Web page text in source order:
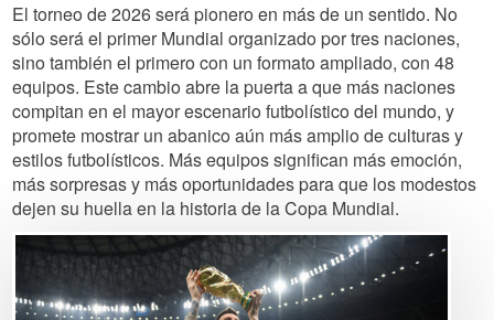
El torneo de 2026 será pionero en más de un sentido. No
sólo será el primer Mundial organizado por tres naciones,
sino también el primero con un formato ampliado, con 48
equipos. Este cambio abre la puerta a que más naciones
compitan en el mayor escenario futbolístico del mundo, y
promete mostrar un abanico aún más amplio de culturas y
estilos futbolísticos. Más equipos significan más emoción,
más sorpresas y más oportunidades para que los modestos
dejen su huella en la historia de la Copa Mundial.
Image